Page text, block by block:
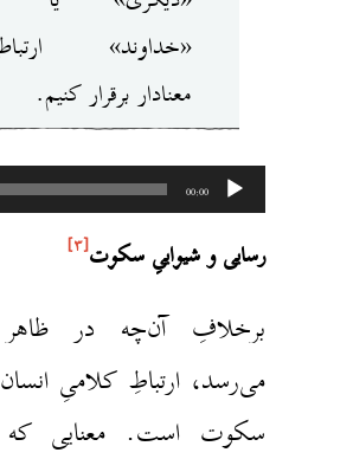
«خداوند» ارتباطی
معنادار برقرار کنیم.
00:00
و شیواییِ سکوت[۳]
آن‌چه در ظاهر به نظر
ارتباطِ کلامیِ انسان‌ها لبریز از
است. معنایی که از طریقِ